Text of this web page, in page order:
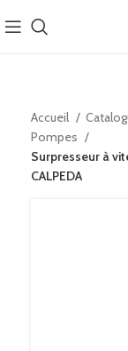
Accueil
Pompes
Surpresseur à
CALPEDA